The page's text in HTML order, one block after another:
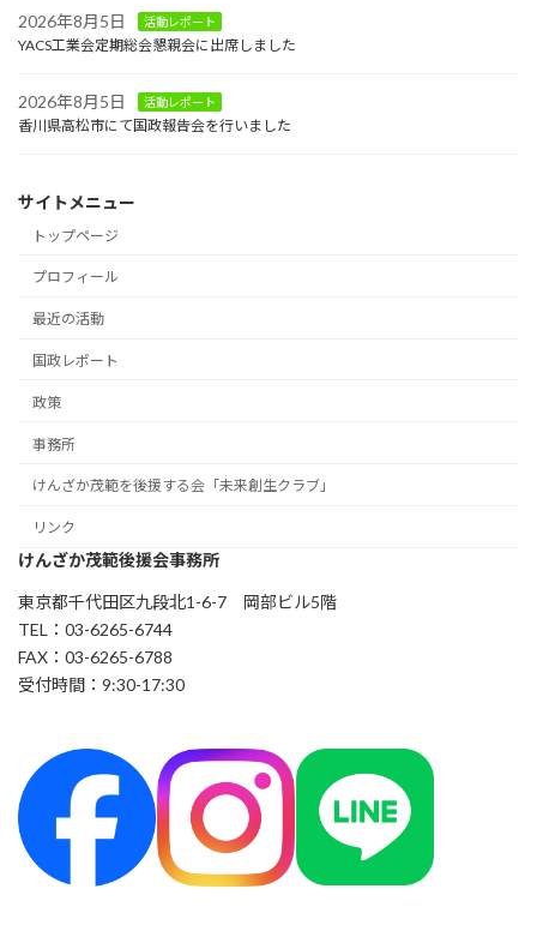
2026年8月5日 活動レポート
YACS工業会定期総会懇親会に出席しました
2026年8月5日 活動レポート
香川県高松市にて国政報告会を行いました
サイトメニュー
トップページ
プロフィール
最近の活動
国政レポート
政策
事務所
けんざか茂範を後援する会「未来創生クラブ」
リンク
けんざか茂範後援会事務所
東京都千代田区九段北1-6-7 岡部ビル5階
TEL：03-6265-6744
FAX：03-6265-6788
受付時間：9:30-17:30